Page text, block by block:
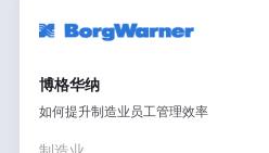
博格华纳
如何提升制造业员工管理效率